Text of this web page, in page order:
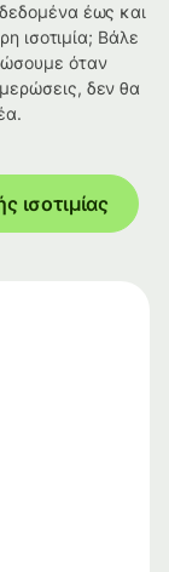
δεδομένα έως και
ισοτιμία; Βάλε
όταν
δεν θα
ισοτιμίας